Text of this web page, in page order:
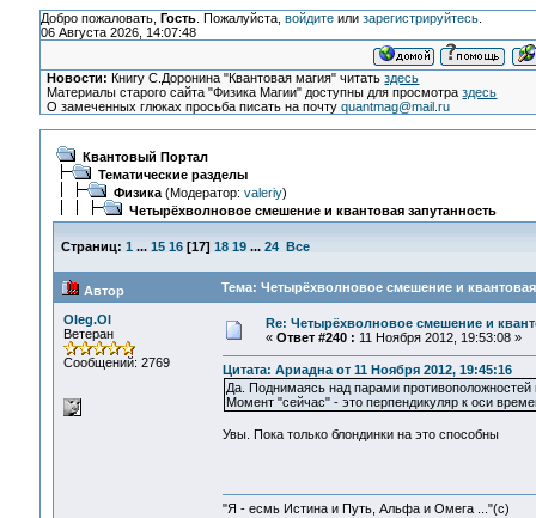
Добро пожаловать, Гость. Пожалуйста, войдитеили зарегистрируйтесь.
06 Августа 2026, 14:07:48
Новости: Книгу С.Доронина "Квантовая магия" читатьздесь
Материалы старого сайта "Физика Магии" доступны для просмотраздесь
О замеченных глюках просьба писать на почтуquantmag@mail.ru
Квантовый Портал
Тематические разделы
Физика(Модератор: valeriy)
Четырёхволновое смешение и квантовая запутанность
Страниц: 1 ... 15 16[17] 18 19 ... 24 Все
Автор Тема: Четырёхволновое смешение и
Oleg.Ol
Ветеран
Сообщений: 2769
Re: Четырёхволновое смешение и
« Ответ #240 : 11 Ноября 2012, 19:53:08 »
Цитата: Ариадна от 11 Ноября 2012, 19:45:16
Да. Поднимаясь над парами
Момент "сейчас" - это перпендикуляр к оси
Увы. Пока только блондинки на это способны
"Я - есмь Истина и Путь, Альфа и Омега ..."(с)